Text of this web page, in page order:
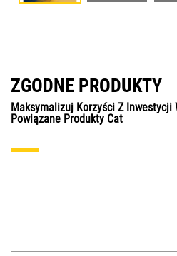
ZGODNE PRODUKTY
Maksymalizuj Korzyści Z Inwestycji
Powiązane Produkty Cat